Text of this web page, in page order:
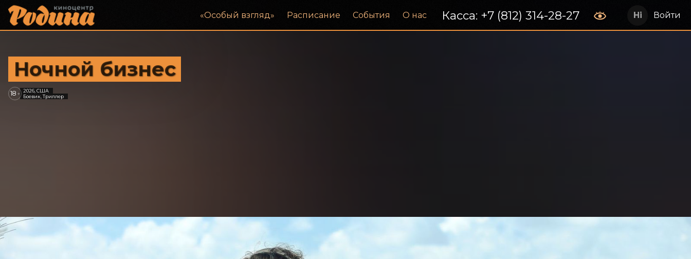
«‎Особый взгляд» Расписание События О нас Касса: +7 (812) 314-28-27 Войти
Ночной бизнес
18 + 2026, США
Боевик, Триллер